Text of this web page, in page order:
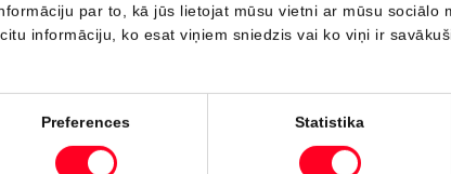
par to, kā jūs lietojat mūsu vietni ar mūsu sociālo
informāciju, ko esat viņiem sniedzis vai ko viņi ir
Preferences Statistika
#PVT3238446
Toyota Proace City